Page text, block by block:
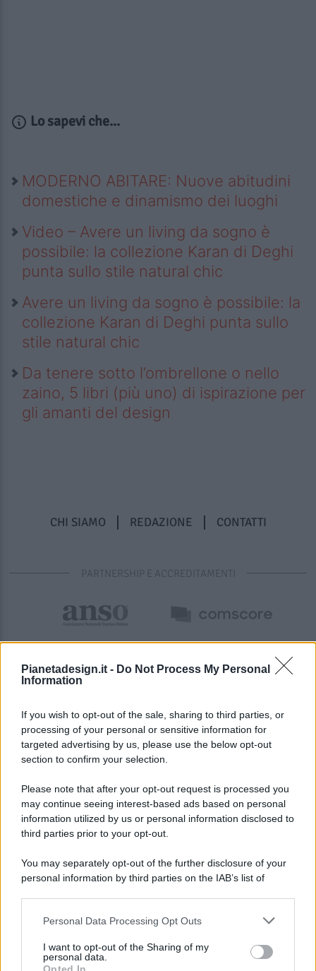
Pianetadesign.it - Do Not Process My Personal
Information
If you wish to opt-out of the sale, sharing to third parties, or
processing of your personal or sensitive information for
targeted advertising by us, please use the below opt-out
section to confirm your selection.
Please note that after your opt-out request is processed you
may continue seeing interest-based ads based on personal
information utilized by us or personal information disclosed to
third parties prior to your opt-out.
You may separately opt-out of the further disclosure of your
personal information by third parties on the IAB’s list of
This information may also be disclosed by us to third parties
disclose it to other third parties.
Personal Data Processing Opt Outs
I want to opt-out of the Sharing of my
personal data.
Lo sapevi che...
MODERNO ABITARE: Nuove abitudini
domestiche e dinamismo dei luoghi
Video – Avere un living da sogno è
possibile: la collezione Karan di Deghi
punta sullo stile natural chic
Avere un living da sogno è possibile: la
collezione Karan di Deghi punta sullo
stile natural chic
Da tenere sotto l’ombrellone o nello
zaino, 5 libri (più uno) di ispirazione per
gli amanti del design
CHI SIAMO REDAZIONE CONTATTI
PARTNERSHIP E ACCREDITAMENTI
© 2026 - Pianeta Design - P.IVA 04827280654 - Testata
Registrata Al Tribunale Di Nocera Inferiore N. 8/2020 - RG N.
ISCRIZIONE AL ROC N. 35792 – ISCRITTA ALL’ANSO
(ASSOCIAZIONE NAZIONALE STAMPA ONLINE)
PREFERENZE PRIVACY